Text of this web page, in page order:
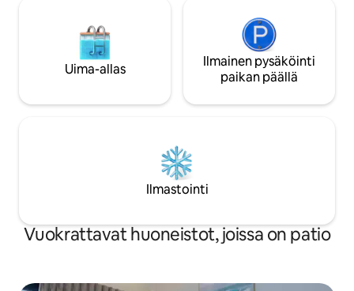
Uima-allas
Ilmainen pysäköinti
paikan päällä
Ilmastointi
Vuokrattavat huoneistot, joissa on patio